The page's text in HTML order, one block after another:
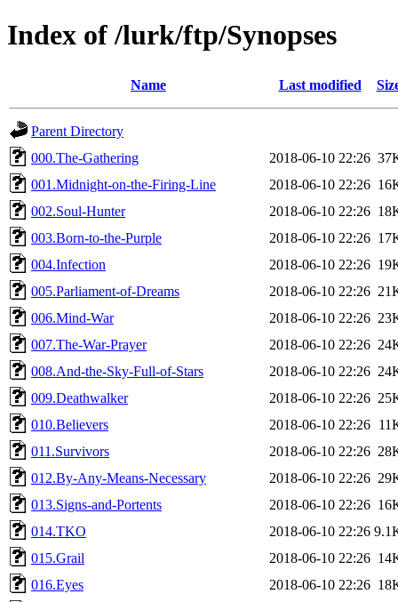
Index of /lurk/ftp/Synopses
Name Last modified
Parent Directory
000.The-Gathering
2018-06-10 22:26
001.Midnight-on-the-Firing-Line
2018-06-10 22:26
002.Soul-Hunter
2018-06-10 22:26
003.Born-to-the-Purple
2018-06-10 22:26
004.Infection
2018-06-10 22:26
005.Parliament-of-Dreams
2018-06-10 22:26
006.Mind-War
2018-06-10 22:26
007.The-War-Prayer
2018-06-10 22:26
008.And-the-Sky-Full-of-Stars
2018-06-10 22:26
009.Deathwalker
2018-06-10 22:26
010.Believers
2018-06-10 22:26
011.Survivors
2018-06-10 22:26
012.By-Any-Means-Necessary
2018-06-10 22:26
013.Signs-and-Portents
2018-06-10 22:26
014.TKO
2018-06-10 22:26
015.Grail
2018-06-10 22:26
016.Eyes
2018-06-10 22:26